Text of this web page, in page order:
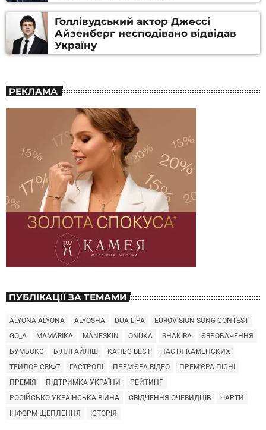
Голлівудський актор Джессі
Айзенберг несподівано відвідав
Україну
РЕКЛАМА
ПУБЛІКАЦІЇ ЗА ТЕМАМИ
ALYONA ALYONA ALYOSHA DUA LIPA
EUROVISION SONG CONTEST
GO_A
MAMARIKA MÅNESKIN ONUKA SHAKIRA
ЄВРОБАЧЕННЯ
БУМБОКС
БІЛЛІ АЙЛІШ КАНЬЄ ВЕСТ
НАСТЯ КАМЕНСКИХ
ТЕЙЛОР СВІФТ
ГАСТРОЛІ ПРЕМ'ЄРА ВІДЕО
ПРЕМ'ЄРА ПІСНІ
ПРЕМІЯ
ПІДТРИМКА УКРАЇНИ
РЕЙТИНГ
РОСІЙСЬКО-УКРАЇНСЬКА ВІЙНА
СВІДЧЕННЯ ОЧЕВИДЦІВ
ЧАРТИ
ІНФОРМ ЩЕПЛЕННЯ
ІСТОРІЯ